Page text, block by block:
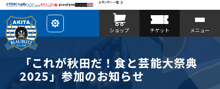
スポンサー一覧
レ
イ
ア
を
カ
ス
タ
マ
ショップ チケット メニュー
「これが秋田だ！食と芸能大祭典
2025」参加のお知らせ